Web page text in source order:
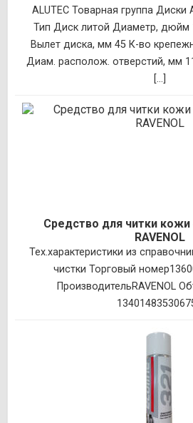
ALUTEC Товарная группа Диски
Тип Диск литой Диаметр,
Вылет диска, мм 45 К-во
Диам. располож. отверстий, мм
[...]
Средство для читки кожи
RAVENOL
Тех.характеристики из
чистки Торговый
ПроизводительRAVENOL